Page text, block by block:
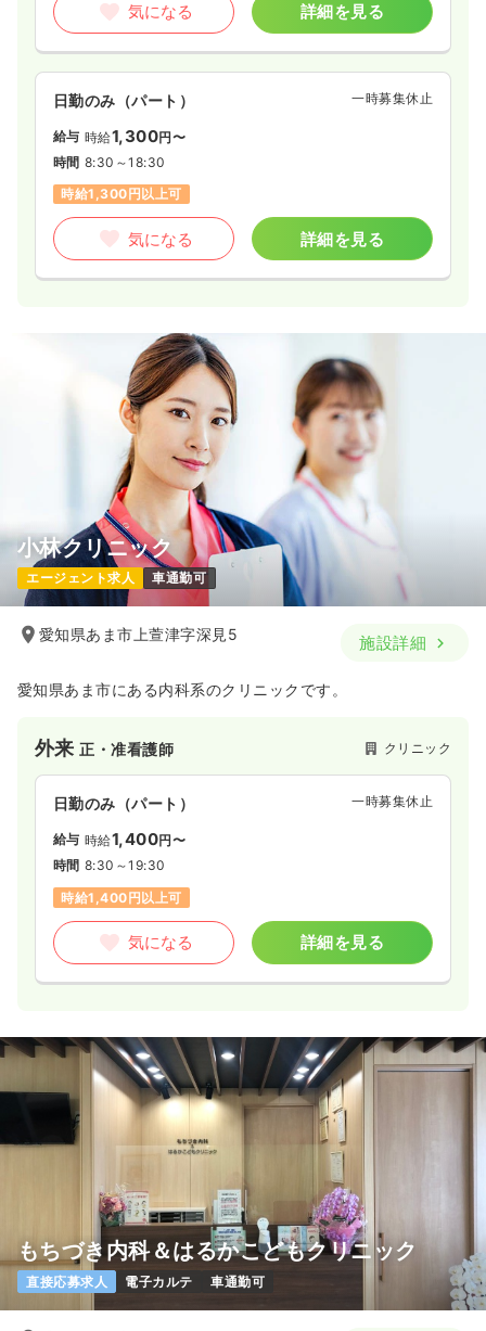
気になる 詳細を見る
日勤のみ（パート） 一時募集休止
給与 時給1,300円〜
時間 8:30～18:30
時給1,300円以上可
気になる 詳細を見る
小林クリニック
エージェント求人 車通勤可
愛知県あま市上萱津字深見5 施設詳細
愛知県あま市にある内科系のクリニックです。
外来正・准看護師 クリニック
日勤のみ（パート） 一時募集休止
給与 時給1,400円〜
時間 8:30～19:30
時給1,400円以上可
気になる 詳細を見る
もちづき内科＆はるかこどもクリニック
直接応募求人 電子カルテ 車通勤可